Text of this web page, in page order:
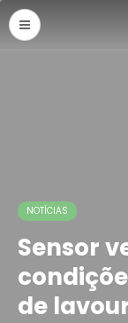
NOTÍCIAS
Sensor
de